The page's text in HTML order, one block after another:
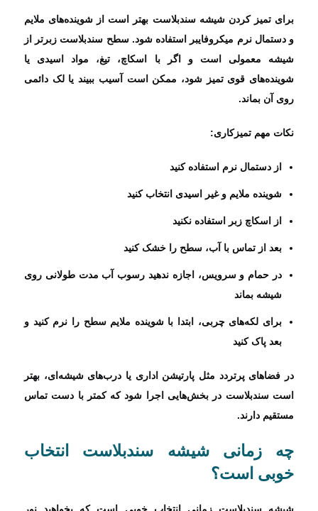
برای تمیز کردن شیشه سندبلاست بهتر است از شوینده‌های ملایم
و دستمال نرم میکروفایبر استفاده شود. سطح سندبلاست زبرتر از
شیشه معمولی است و اگر با اسکاچ، تیغ، مواد اسیدی یا
شوینده‌های قوی تمیز شود، ممکن است آسیب ببیند یا لک دائمی
روی آن بماند.
نکات مهم تمیزکاری:
از دستمال نرم استفاده کنید
شوینده ملایم و غیر اسیدی انتخاب کنید
از اسکاچ زبر استفاده نکنید
بعد از تماس با آب، سطح را خشک کنید
در حمام و سرویس، اجازه ندهید رسوب آب مدت طولانی روی
شیشه بماند
برای لکه‌های چربی، ابتدا با شوینده ملایم سطح را نرم کنید و
بعد پاک کنید
در فضاهای پرتردد مثل پارتیشن اداری یا درب‌های شیشه‌ای، بهتر
است سندبلاست در بخش‌هایی اجرا شود که کمتر با دست تماس
مستقیم دارند.
چه زمانی شیشه سندبلاست انتخاب
خوبی است؟